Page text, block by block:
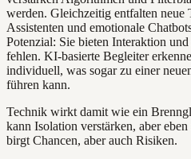
werden. Gleichzeitig entfalten
Assistenten und emotionale
Potenzial: Sie bieten Interaktion
fehlen. KI-basierte Begleiter
individuell, was sogar zu einer
führen kann.
Technik wirkt damit wie ein
kann Isolation verstärken, aber
birgt Chancen, aber auch Risiken.